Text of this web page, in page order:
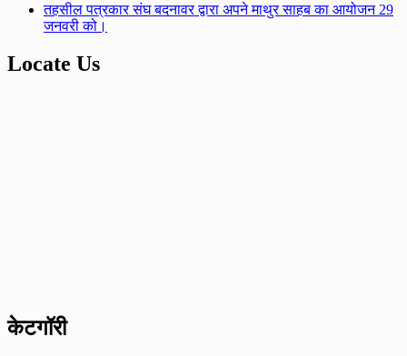
तहसील पत्रकार संघ बदनावर द्वारा अपने माथुर साहब का आयोजन 29
जनवरी को।
Locate Us
केटगॉरी